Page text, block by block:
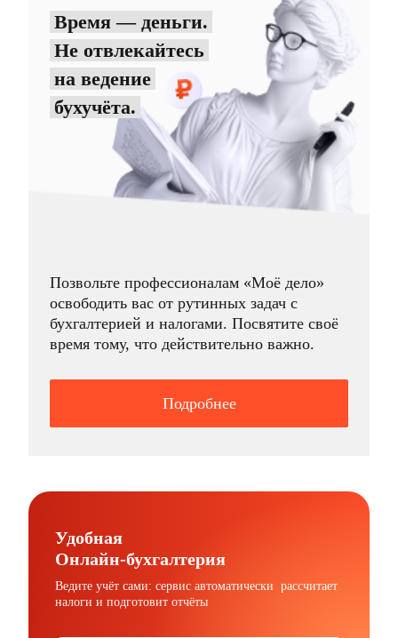
Время — деньги.
Не отвлекайтесь
на ведение
бухучёта.
Позвольте профессионалам «Моё дело»
освободить вас от рутинных задач с
бухгалтерией и налогами. Посвятите своё
время тому, что действительно важно.
Подробнее
Удобная
Онлайн-бухгалтерия
Ведите учёт сами: сервис автоматически рассчитает
налоги и подготовит отчёты